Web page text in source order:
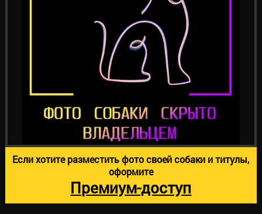
Если хотите разместить фото своей собаки и титулы,
оформите
Премиум-доступ